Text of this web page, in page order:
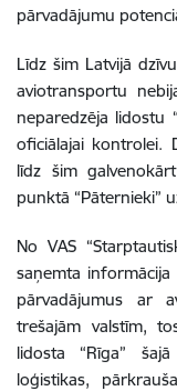
pārvadājumu
Līdz šim Latvijā
aviotransportu
neparedzēja lidostu
oficiālajai kontrolei.
līdz šim
punktā “Pāternieki”
No VAS
saņemta
pārvadājumus ar
trešajām valstīm,
lidosta “Rīga”
loģistikas,